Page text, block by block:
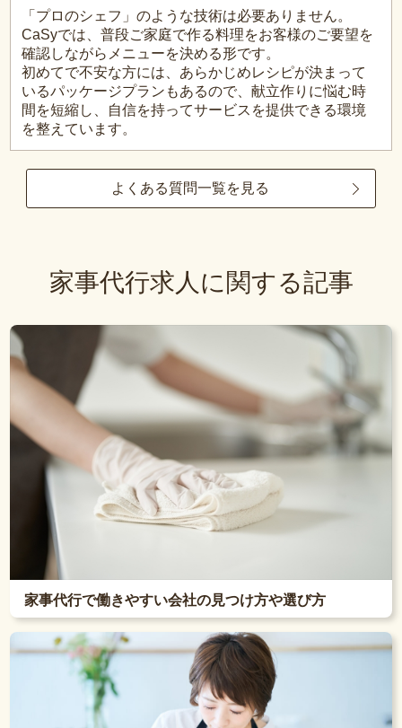
「プロのシェフ」のような技術は必要ありません。
CaSyでは、普段ご家庭で作る料理をお客様のご要望を
確認しながらメニューを決める形です。
初めてで不安な方には、あらかじめレシピが決まって
いるパッケージプランもあるので、献立作りに悩む時
間を短縮し、自信を持ってサービスを提供できる環境
を整えています。
よくある質問一覧を見る
家事代行求人に関する記事
家事代行で働きやすい会社の見つけ方や選び方